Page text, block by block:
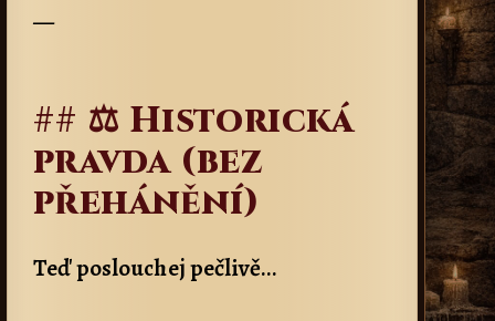
—
## ⚖️ Historická
pravda (bez
přehánění)
Teď poslouchej pečlivě…